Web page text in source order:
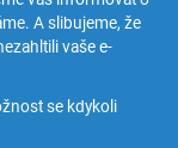
A slibujeme, že
vaše e-
se kdykoli